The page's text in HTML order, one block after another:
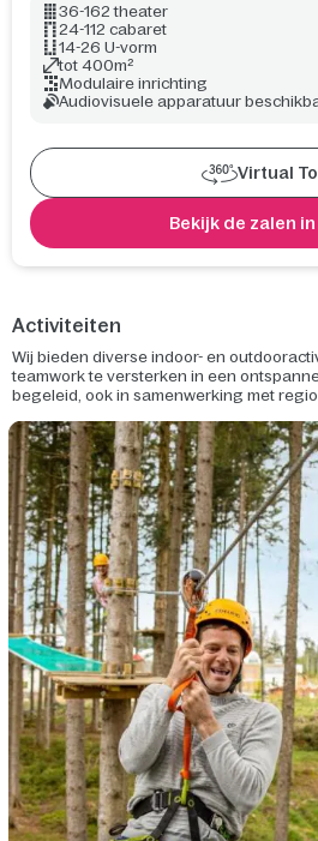
36-162 theater
24-112 cabaret
14-26 U-vorm
tot 400m²
Modulaire inrichting
Audiovisuele apparatuur
Virtual
Bekijk de zalen
Activiteiten
Wij bieden diverse indoor- en
teamwork te versterken in een
begeleid, ook in samenwerking met